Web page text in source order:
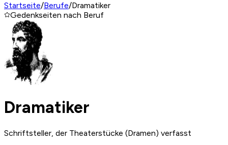
Startseite/Berufe/Dramatiker
Gedenkseiten nach Beruf
Dramatiker
Schriftsteller, der Theaterstücke (Dramen) verfasst